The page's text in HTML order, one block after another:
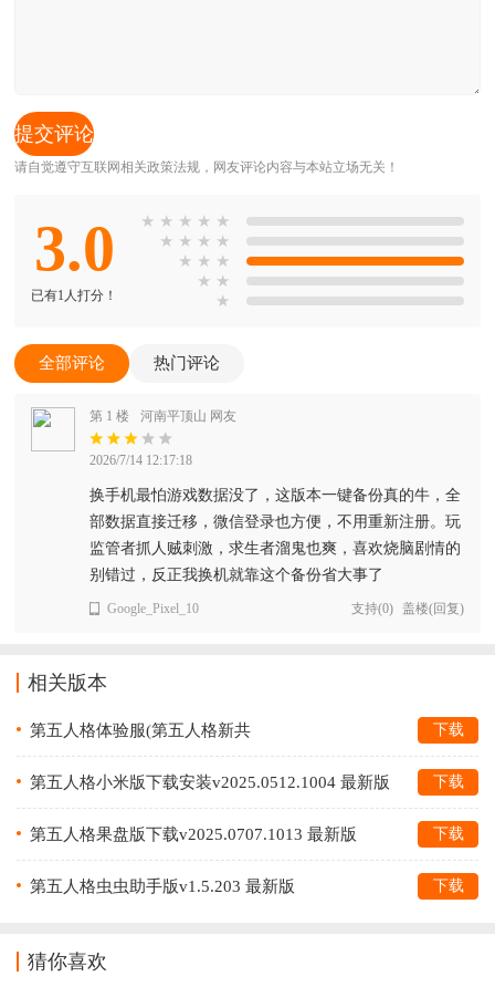
请自觉遵守互联网相关政策法规，网友评论内容与本站立场无关！
3.0
已有1人打分！
★ ★ ★ ★ ★
★ ★ ★ ★
★ ★ ★
★ ★
★
全部评论 热门评论
第 1 楼 河南平顶山 网友
2026/7/14 12:17:18
换手机最怕游戏数据没了，这版本一键备份真的牛，全
部数据直接迁移，微信登录也方便，不用重新注册。玩
监管者抓人贼刺激，求生者溜鬼也爽，喜欢烧脑剧情的
别错过，反正我换机就靠这个备份省大事了
Google_Pixel_10 支持(0) 盖楼(回复)
相关版本
第五人格体验服(第五人格新共
下载
第五人格小米版下载安装v2025.0512.1004 最新版
下载
第五人格果盘版下载v2025.0707.1013 最新版 下载
第五人格虫虫助手版v1.5.203 最新版 下载
猜你喜欢